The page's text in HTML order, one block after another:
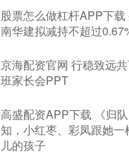
股票怎么做杠杆APP下
南华建拟减持不超过
京海配资官网 行稳致远
班家长会PPT
高盛配资APP下载 《归
知，小红枣、彩凤跟她
儿的孩子